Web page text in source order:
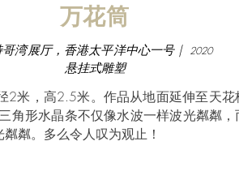
万花筒
湾展厅，香港太平洋中心一号 | 2020
悬挂式雕塑
米，高2.5米。作品从地面延伸至天花
形水晶条不仅像水波一样波光粼粼
粼。多么令人叹为观止！